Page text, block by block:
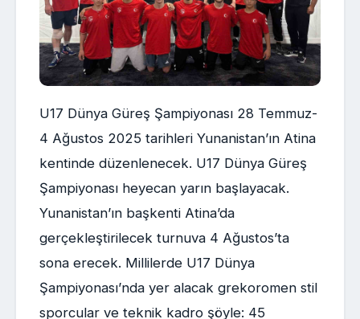
U17 Dünya Güreş Şampiyonası 28 Temmuz-
4 Ağustos 2025 tarihleri Yunanistan’ın Atina
kentinde düzenlenecek. U17 Dünya Güreş
Şampiyonası heyecan yarın başlayacak.
Yunanistan’ın başkenti Atina’da
gerçekleştirilecek turnuva 4 Ağustos’ta
sona erecek. Millilerde U17 Dünya
Şampiyonası’nda yer alacak grekoromen stil
sporcular ve teknik kadro şöyle: 45